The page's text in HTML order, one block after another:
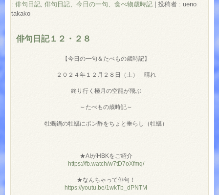
: 俳句日記, 俳句日記、今日の一句、食べ物歳時記
投稿者 : ueno
takako
俳句日記１２・２８
【今日の一句＆たべもの歳時記】
２０２４年１２月２８日（土） 晴れ
終り行く極月の空龍が飛ぶ
～たべもの歳時記～
牡蠣鍋の牡蠣にポン酢をちょと垂らし（牡蠣）
★AIがHBKをご紹介
https://fb.watch/w7tD7oXfmq/
★なんちゃって俳句！
https://youtu.be/1wkTb_dPNTM